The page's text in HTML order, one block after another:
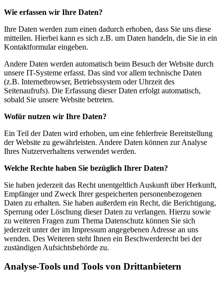
Wie erfassen wir Ihre Daten?
Ihre Daten werden zum einen dadurch erhoben, dass Sie uns diese
mitteilen. Hierbei kann es sich z.B. um Daten handeln, die Sie in ein
Kontaktformular eingeben.
Andere Daten werden automatisch beim Besuch der Website durch
unsere IT-Systeme erfasst. Das sind vor allem technische Daten
(z.B. Internetbrowser, Betriebssystem oder Uhrzeit des
Seitenaufrufs). Die Erfassung dieser Daten erfolgt automatisch,
sobald Sie unsere Website betreten.
Wofür nutzen wir Ihre Daten?
Ein Teil der Daten wird erhoben, um eine fehlerfreie Bereitstellung
der Website zu gewährleisten. Andere Daten können zur Analyse
Ihres Nutzerverhaltens verwendet werden.
Welche Rechte haben Sie bezüglich Ihrer Daten?
Sie haben jederzeit das Recht unentgeltlich Auskunft über Herkunft,
Empfänger und Zweck Ihrer gespeicherten personenbezogenen
Daten zu erhalten. Sie haben außerdem ein Recht, die Berichtigung,
Sperrung oder Löschung dieser Daten zu verlangen. Hierzu sowie
zu weiteren Fragen zum Thema Datenschutz können Sie sich
jederzeit unter der im Impressum angegebenen Adresse an uns
wenden. Des Weiteren steht Ihnen ein Beschwerderecht bei der
zuständigen Aufsichtsbehörde zu.
Analyse-Tools und Tools von Drittanbietern